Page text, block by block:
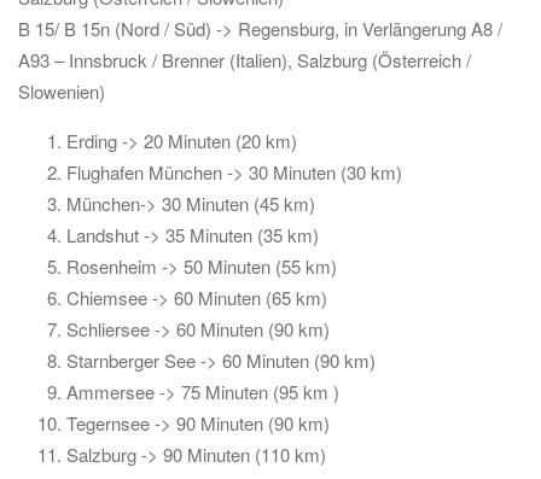
B 15/ B 15n (Nord / Süd) -> Regensburg, in Verlängerung A8 /
A93 – Innsbruck / Brenner (Italien), Salzburg (Österreich /
Slowenien)
Erding -> 20 Minuten (20 km)
Flughafen München -> 30 Minuten (30 km)
München-> 30 Minuten (45 km)
Landshut -> 35 Minuten (35 km)
Rosenheim -> 50 Minuten (55 km)
Chiemsee -> 60 Minuten (65 km)
Schliersee -> 60 Minuten (90 km)
Starnberger See -> 60 Minuten (90 km)
Ammersee -> 75 Minuten (95 km )
Tegernsee -> 90 Minuten (90 km)
Salzburg -> 90 Minuten (110 km)